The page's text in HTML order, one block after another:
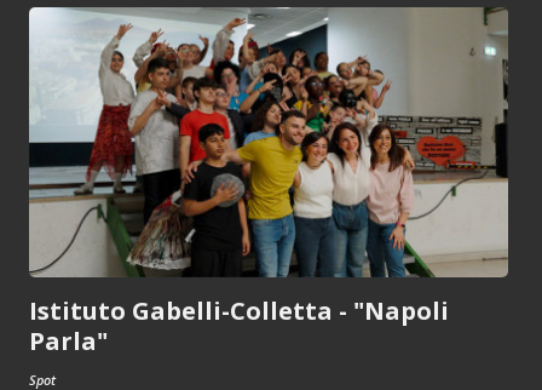
Istituto Gabelli-Colletta - "Napoli
Parla"
Spot